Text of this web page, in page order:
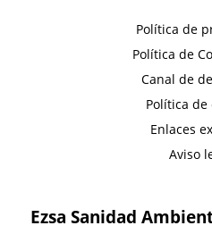
Política de
Política de
Canal de
Política de
Enlaces
Aviso
Ezsa Sanidad